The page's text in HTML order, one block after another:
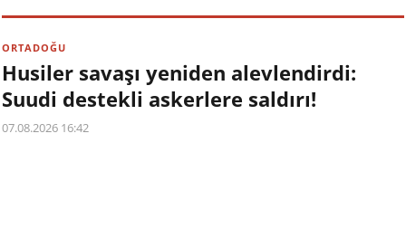
ORTADOĞU
Husiler savaşı yeniden alevlendirdi:
Suudi destekli askerlere saldırı!
07.08.2026 16:42